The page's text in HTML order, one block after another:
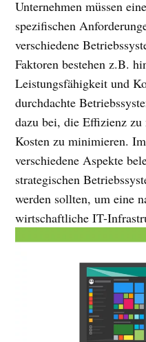
Unternehmen müssen
spezifischen
verschiedene
Faktoren bestehen z.B.
Leistungsfähigkeit und
durchdachte
dazu bei, die Effizienz
Kosten zu minimieren.
verschiedene Aspekte
strategischen
werden sollten, um eine
wirtschaftliche IT-